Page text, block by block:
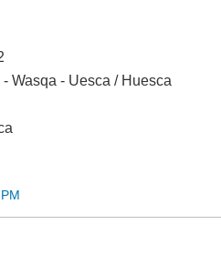
Wasqa - Uesca / Huesca